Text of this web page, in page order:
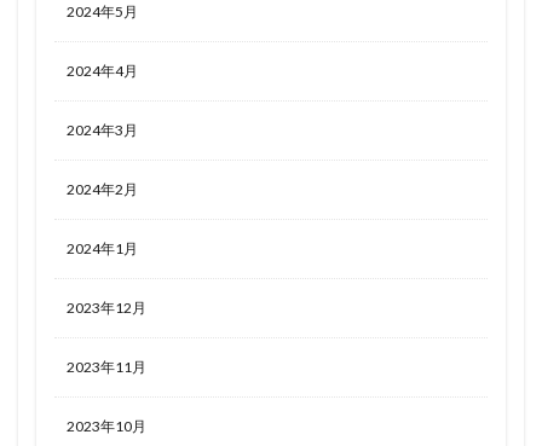
2024年5月
2024年4月
2024年3月
2024年2月
2024年1月
2023年12月
2023年11月
2023年10月